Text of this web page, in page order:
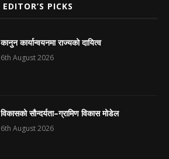
EDITOR’S PICKS
कानुन कार्यान्वयनमा राज्यको दायित्व
6th August 2026
विकासको सौन्दर्यता–ग्रामिण विकास मोडेल
6th August 2026